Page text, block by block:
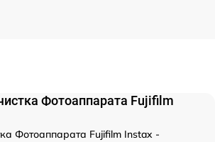
Фотоаппарата Fujifilm
Фотоаппарата Fujifilm Instax -